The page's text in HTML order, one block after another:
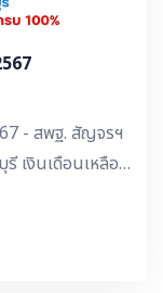
- สพฐ. สัญจรฯ
เงินเดือนเหลือ